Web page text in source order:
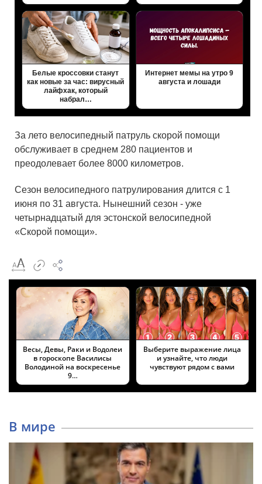
Белые кроссовки станут
как новые за час: вирусный
лайфхак, который
набрал…
Интернет мемы на утро 9
августа и лошади
За лето велосипедный патруль скорой помощи
обслуживает в среднем 280 пациентов и
преодолевает более 8000 километров.
Сезон велосипедного патрулирования длится с 1
июня по 31 августа. Нынешний сезон - уже
четырнадцатый для эстонской велосипедной
«Скорой помощи».
Весы, Девы, Раки и Водолеи
в гороскопе Василисы
Володиной на воскресенье
9…
Выберите выражение лица
и узнайте, что люди
чувствуют рядом с вами
В мире